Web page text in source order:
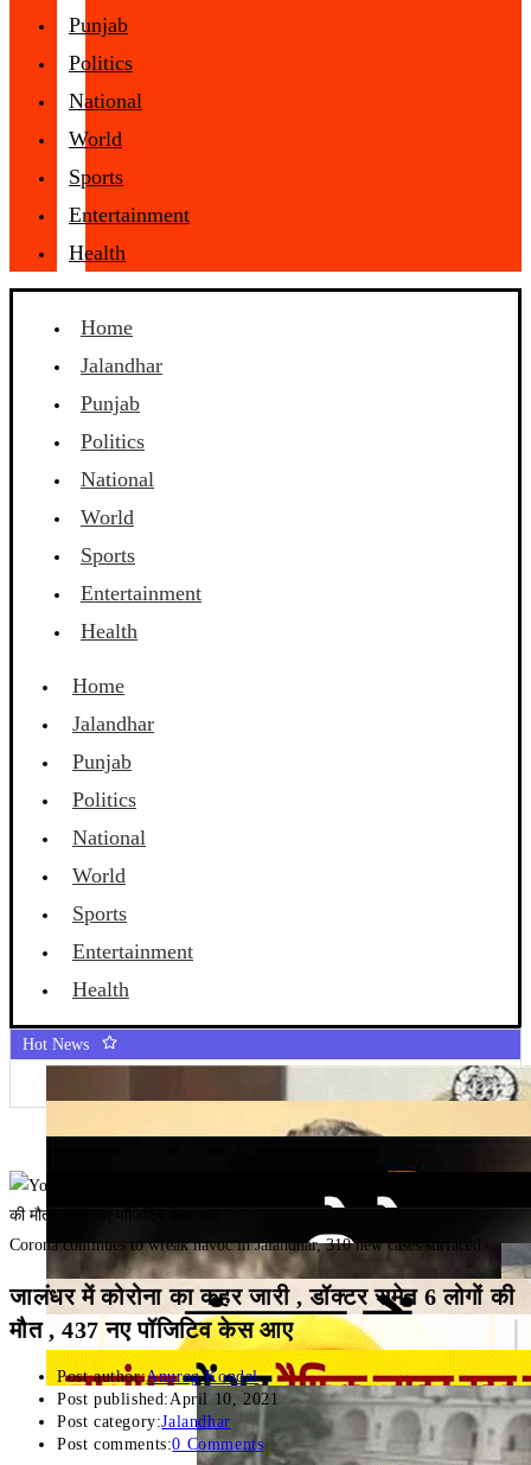
Punjab
Politics
National
World
Sports
Entertainment
Health
Home
Jalandhar
Punjab
Politics
National
World
Sports
Entertainment
Health
Home
Jalandhar
Punjab
Politics
National
World
Sports
Entertainment
Health
Hot News
Corona continues to wreak havoc in Jalandhar, 310 new cases surfaced
जालंधर में कोरोना का कहर जारी , डॉक्टर समेत 6 लोगों की
मौत , 437 नए पॉजिटिव केस आए
Post author:Anurag Kondal
Post published:April 10, 2021
Post category:Jalandhar
Post comments:0 Comments